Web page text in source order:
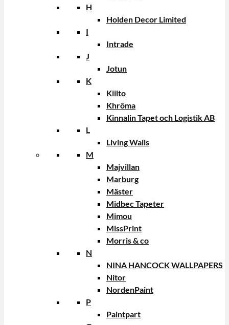
H
Holden Decor Limited
I
Intrade
J
Jotun
K
Kiilto
Khrôma
Kinnalin Tapet och Logistik AB
L
Living Walls
M
Majvillan
Marburg
Mäster
Midbec Tapeter
Mimou
MissPrint
Morris & co
N
NINA HANCOCK WALLPAPERS
Nitor
NordenPaint
P
Paintpart